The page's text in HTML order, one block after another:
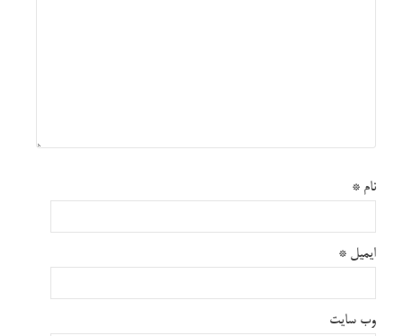
نام *
ایمیل *
وب‌ سایت